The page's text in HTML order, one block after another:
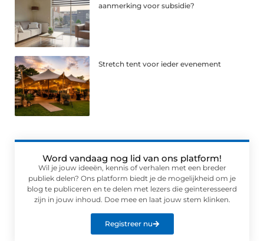
aanmerking voor subsidie?
Stretch tent voor ieder evenement
Word vandaag nog lid van ons platform!
Wil je jouw ideeën, kennis of verhalen met een breder
publiek delen? Ons platform biedt je de mogelijkheid om je
blog te publiceren en te delen met lezers die geïnteresseerd
zijn in jouw inhoud. Doe mee en laat jouw stem klinken.
Registreer nu